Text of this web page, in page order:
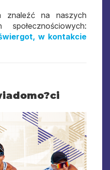
znaleźć na naszych
w kontakcie